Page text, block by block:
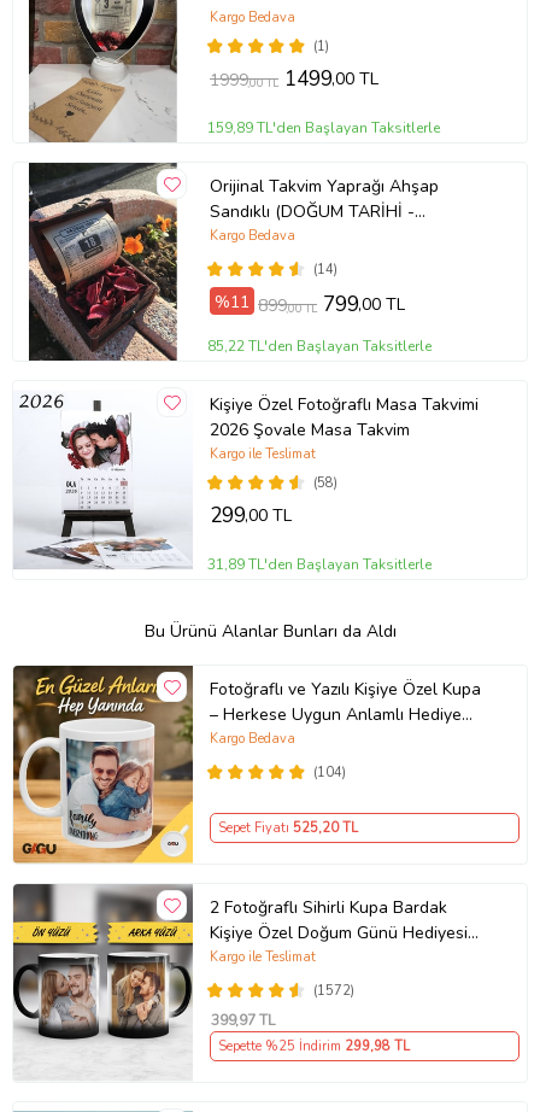
(1)
Kargo Bedava
1999,00 TL 1499,00 TL
159,89 TL'den Başlayan Taksitlerle
Orijinal Takvim Yaprağı Ahşap
Sandıklı (DOĞUM TARİHİ -
TANIŞMA TARİHİ- EVLİLİK TARİHİ
İÇİN UNUTULMAZ HEDİYE )
(14)
Kargo Bedava
%11 899,00 TL 799,00 TL
85,22 TL'den Başlayan Taksitlerle
Kişiye Özel Fotoğraflı Masa Takvimi
2026 Şovale Masa Takvim
(58)
Kargo ile Teslimat
299,00 TL
31,89 TL'den Başlayan Taksitlerle
Bu Ürünü Alanlar Bunları da Aldı
Fotoğraflı ve Yazılı Kişiye Özel Kupa
– Herkese Uygun Anlamlı Hediye
Porselen Baskılı Kupa (Beyaz)
(104)
Kargo Bedava
Sepet Fiyatı 525,20 TL
2 Fotoğraflı Sihirli Kupa Bardak
Kişiye Özel Doğum Günü Hediyesi
Sevgiliye Hediye Anneye Babaya
Ablaya Abiye Kız Erkek Kardeşe
Arkadaşa Resimli Günü Yıl Dönümü
Hediyesi
(1572)
Kargo ile Teslimat
399,97 TL
Sepette %25 İndirim 299,98 TL